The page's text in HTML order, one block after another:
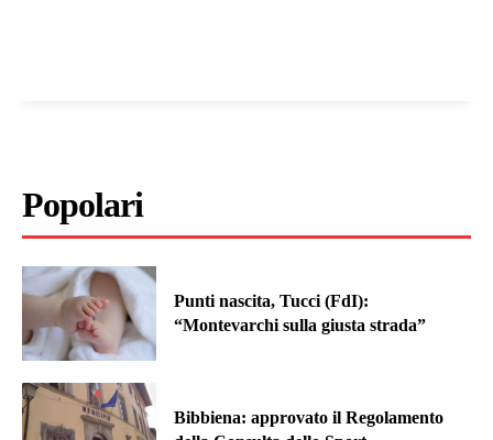
Popolari
Punti nascita, Tucci (FdI):
“Montevarchi sulla giusta strada”
Bibbiena: approvato il Regolamento